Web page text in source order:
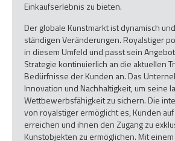
Einkaufserlebnis zu bieten.
Der globale Kunstmarkt ist dynamisch
ständigen Veränderungen. Royalstiger
in diesem Umfeld und passt sein
Strategie kontinuierlich an die aktuellen
Bedürfnisse der Kunden an. Das
Innovation und Nachhaltigkeit, um seine
Wettbewerbsfähigkeit zu sichern. Die
von royalstiger ermöglicht es, Kunden
erreichen und ihnen den Zugang zu
Kunstobjekten zu ermöglichen. Mit